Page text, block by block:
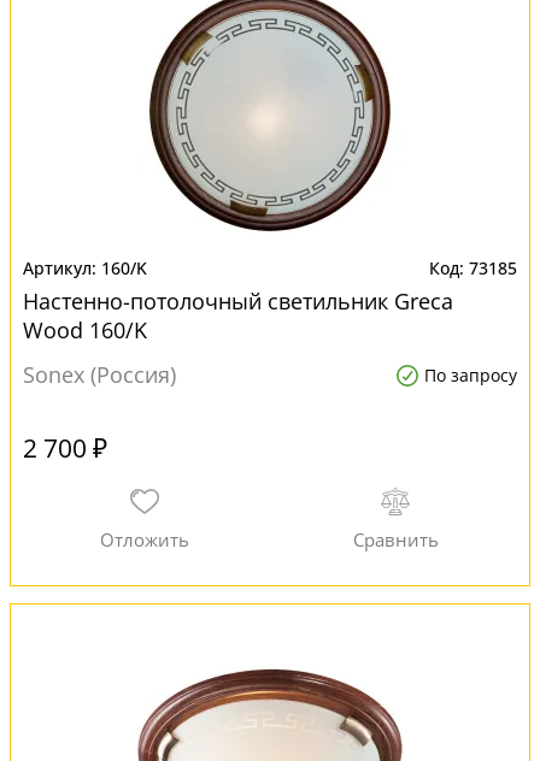
160/K 73185
Настенно-потолочный светильник Greca
Wood 160/K
Sonex (Россия)
По запросу
2 700 ₽